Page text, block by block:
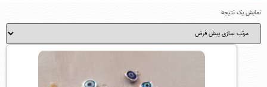
نمایش یک نتیجه